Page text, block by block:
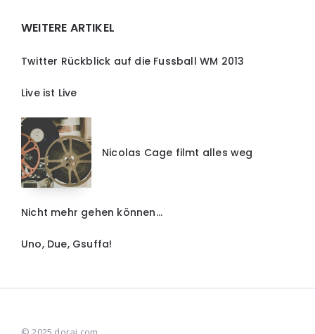
WEITERE ARTIKEL
Twitter Rückblick auf die Fussball WM 2013
Live ist Live
Nicolas Cage filmt alles weg
Nicht mehr gehen können…
Uno, Due, Gsuffa!